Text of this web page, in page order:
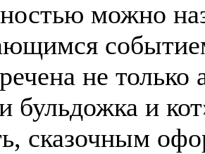
можно
не
бульдожка и
сказочным